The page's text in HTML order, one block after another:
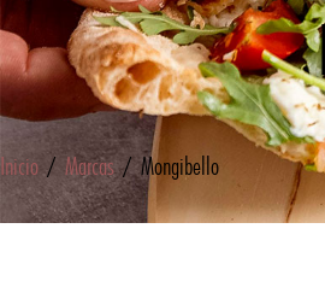
Inicio / Marcas/ Mongibello